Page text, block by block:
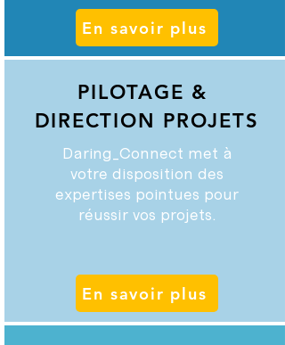
En savoir plus
PILOTAGE &
DIRECTION PROJETS
Daring_Connect met à
votre disposition des
expertises pointues pour
réussir vos projets.
En savoir plus